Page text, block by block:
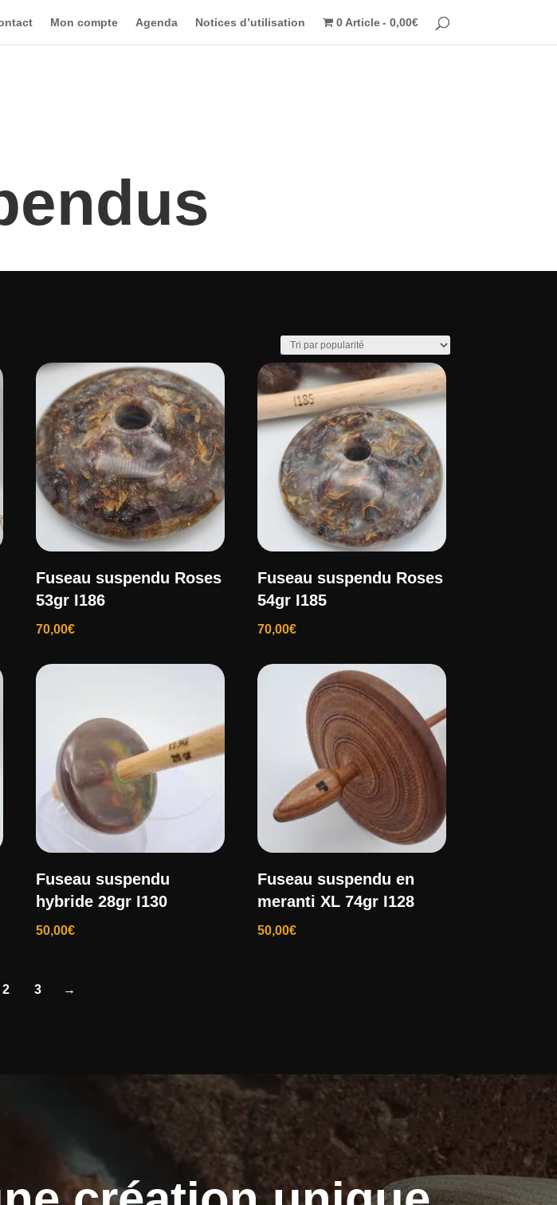
Mon compte Agenda Notices d’utilisation 0 Article 0,00€
Fuseau suspendu Roses
53gr I186
70,00€
Fuseau suspendu Roses
54gr I185
70,00€
Fuseau suspendu
hybride 28gr I130
50,00€
Fuseau suspendu en
meranti XL 74gr I128
50,00€
2 3 →